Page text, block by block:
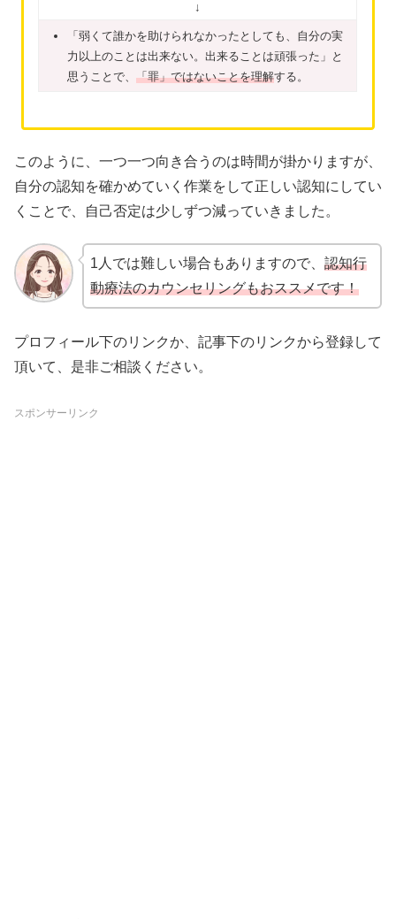
↓
「弱くて誰かを助けられなかったとしても、自分の実
力以上のことは出来ない。出来ることは頑張った」と
思うことで、 「罪」ではないことを理解する。
このように、一つ一つ向き合うのは時間が掛かりますが、
自分の認知を確かめていく作業をして正しい認知にしてい
くことで、自己否定は少しずつ減っていきました。
1人では難しい場合もありますので、 認知行
動療法のカウンセリングもおススメです！
プロフィール下のリンクか、記事下のリンクから登録して
頂いて、是非ご相談ください。
スポンサーリンク